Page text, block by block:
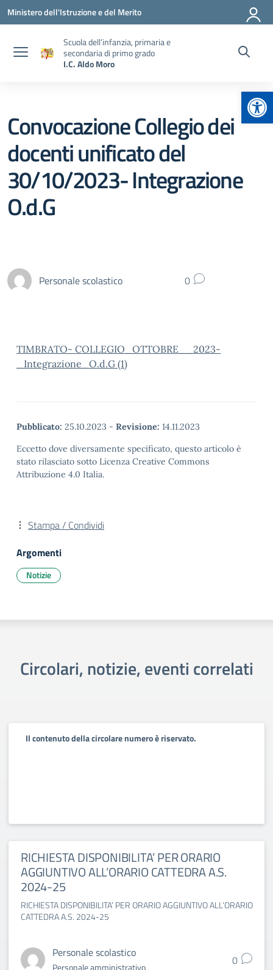
Vai ai contenuti
Vai al menu di navigazione
Vai al footer
Ministero dell'Istruzione e del Merito
Scuola dell’infanzia, primaria e
secondaria di primo grado
I.C. Aldo Moro
Convocazione Collegio dei
docenti unificato del
30/10/2023- Integrazione
O.d.G
Personale scolastico 0
TIMBRATO- COLLEGIO_OTTOBRE__2023-
_Integrazione_O.d.G (1)
Pubblicato: 25.10.2023 - Revisione: 14.11.2023
Eccetto dove diversamente specificato, questo articolo è
stato rilasciato sotto Licenza Creative Commons
Attribuzione 4.0 Italia.
Stampa / Condividi
Argomenti
Notizie
Circolari, notizie, eventi correlati
Il contenuto della circolare numero è riservato.
RICHIESTA DISPONIBILITA’ PER ORARIO
AGGIUNTIVO ALL’ORARIO CATTEDRA A.S.
2024-25
RICHIESTA DISPONIBILITA’ PER ORARIO AGGIUNTIVO ALL’ORARIO
CATTEDRA A.S. 2024-25
Personale scolastico
Personale amministrativo 0